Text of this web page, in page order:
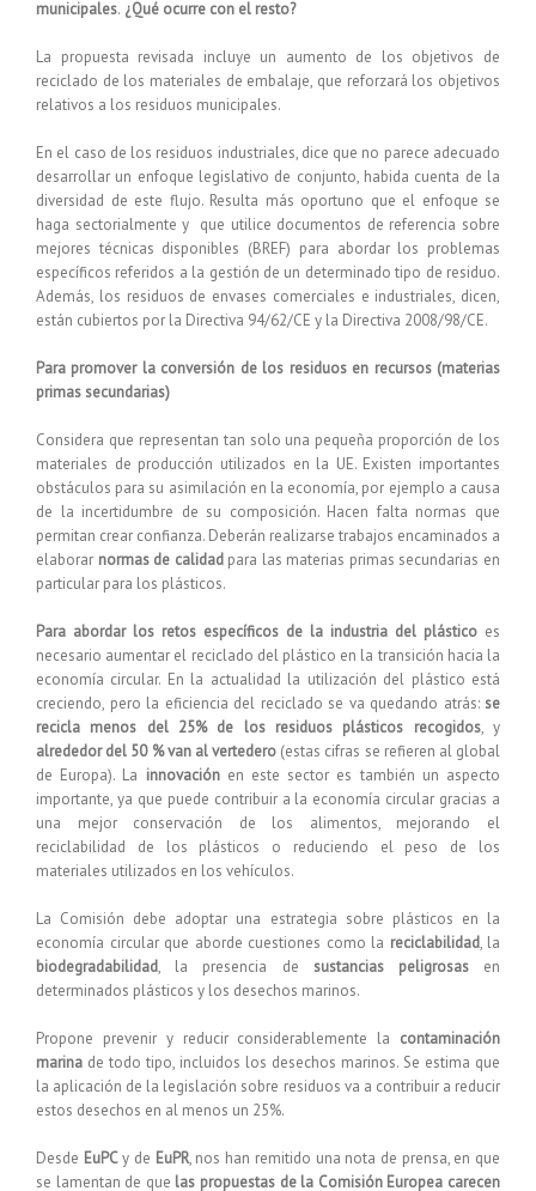
municipales. ¿Qué ocurre con el resto?
La propuesta revisada incluye un aumento de los objetivos de
reciclado de los materiales de embalaje, que reforzará los objetivos
relativos a los residuos municipales.
En el caso de los residuos industriales, dice que no parece adecuado
desarrollar un enfoque legislativo de conjunto, habida cuenta de la
diversidad de este flujo. Resulta más oportuno que el enfoque se
haga sectorialmente y que utilice documentos de referencia sobre
mejores técnicas disponibles (BREF) para abordar los problemas
específicos referidos a la gestión de un determinado tipo de residuo.
Además, los residuos de envases comerciales e industriales, dicen,
están cubiertos por la Directiva 94/62/CE y la Directiva 2008/98/CE.
Para promover la conversión de los residuos en recursos (materias
primas secundarias)
Considera que representan tan solo una pequeña proporción de los
materiales de producción utilizados en la UE. Existen importantes
obstáculos para su asimilación en la economía, por ejemplo a causa
de la incertidumbre de su composición. Hacen falta normas que
permitan crear confianza. Deberán realizarse trabajos encaminados a
elaborar normas de calidadpara las materias primas secundarias en
particular para los plásticos.
Para abordar los retos específicos de la industria del plástico es
necesario aumentar el reciclado del plástico en la transición hacia la
economía circular. En la actualidad la utilización del plástico está
creciendo, pero la eficiencia del reciclado se va quedando atrás: se
recicla menos del 25% de los residuos plásticos recogidos, y
alrededor del 50 % van al vertedero (estas cifras se refieren al global
de Europa). La innovaciónen este sector es también un aspecto
importante, ya que puede contribuir a la economía circular gracias a
una mejor conservación de los alimentos, mejorando el
reciclabilidad de los plásticos o reduciendo el peso de los
materiales utilizados en los vehículos.
La Comisión debe adoptar una estrategia sobre plásticos en la
economía circular que aborde cuestiones como la reciclabilidad, la
biodegradabilidad, la presencia de sustancias peligrosas en
determinados plásticos y los desechos marinos.
Propone prevenir y reducir considerablemente la contaminación
marina de todo tipo, incluidos los desechos marinos. Se estima que
la aplicación de la legislación sobre residuos va a contribuir a reducir
estos desechos en al menos un 25%.
Desde EuPCy de EuPR, nos han remitido una nota de prensa, en que
se lamentan de que las propuestas de la Comisión Europea carecen